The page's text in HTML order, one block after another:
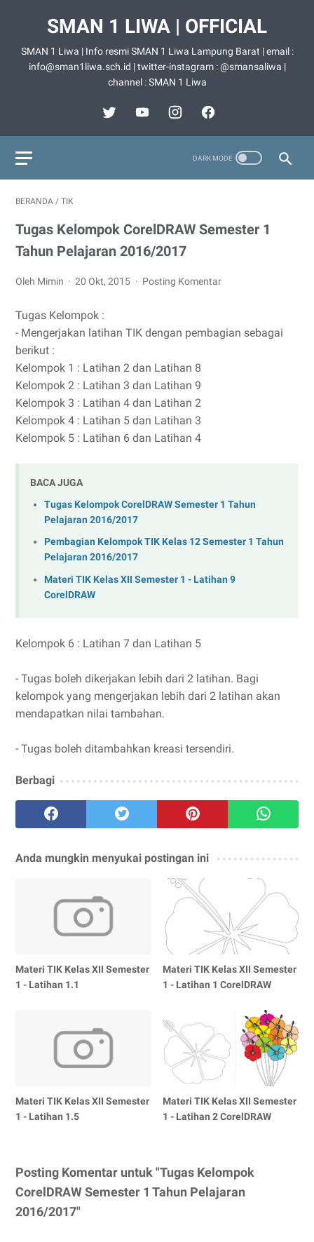
SMAN 1 LIWA | OFFICIAL
SMAN 1 Liwa | Info resmi SMAN 1 Liwa Lampung Barat | email :
info@sman1liwa.sch.id | twitter-instagram : @smansaliwa |
channel : SMAN 1 Liwa
BERANDA / TIK
Tugas Kelompok CorelDRAW Semester 1
Tahun Pelajaran 2016/2017
Oleh Mimin 20 Okt, 2015 Posting Komentar
Tugas Kelompok :
- Mengerjakan latihan TIK dengan pembagian sebagai
berikut :
Kelompok 1 : Latihan 2 dan Latihan 8
Kelompok 2 : Latihan 3 dan Latihan 9
Kelompok 3 : Latihan 4 dan Latihan 2
Kelompok 4 : Latihan 5 dan Latihan 3
Kelompok 5 : Latihan 6 dan Latihan 4
BACA JUGA
Tugas Kelompok CorelDRAW Semester 1 Tahun
Pelajaran 2016/2017
Pembagian Kelompok TIK Kelas 12 Semester 1 Tahun
Pelajaran 2016/2017
Materi TIK Kelas XII Semester 1 - Latihan 9
CorelDRAW
Kelompok 6 : Latihan 7 dan Latihan 5
- Tugas boleh dikerjakan lebih dari 2 latihan. Bagi
kelompok yang mengerjakan lebih dari 2 latihan akan
mendapatkan nilai tambahan.
- Tugas boleh ditambahkan kreasi tersendiri.
Berbagi
Anda mungkin menyukai postingan ini
Materi TIK Kelas XII Semester
1 - Latihan 1.1
Materi TIK Kelas XII Semester
1 - Latihan 1 CorelDRAW
Materi TIK Kelas XII Semester
1 - Latihan 1.5
Materi TIK Kelas XII Semester
1 - Latihan 2 CorelDRAW
Posting Komentar untuk "Tugas Kelompok
CorelDRAW Semester 1 Tahun Pelajaran
2016/2017"